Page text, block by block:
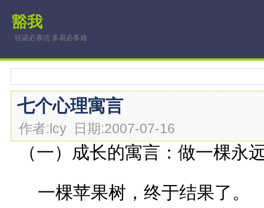
豁我
轻诺必寡信 多易必多难
七个心理寓言
作者:lcy 日期:2007-07-16
（一）成长的寓言：做一棵永
一棵苹果树，终于结果了。